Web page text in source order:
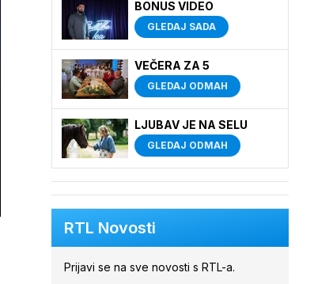
BONUS VIDEO
GLEDAJ SADA
VEČERA ZA 5
GLEDAJ ODMAH
LJUBAV JE NA SELU
GLEDAJ ODMAH
RTL Novosti
Prijavi se na sve novosti s RTL-a.